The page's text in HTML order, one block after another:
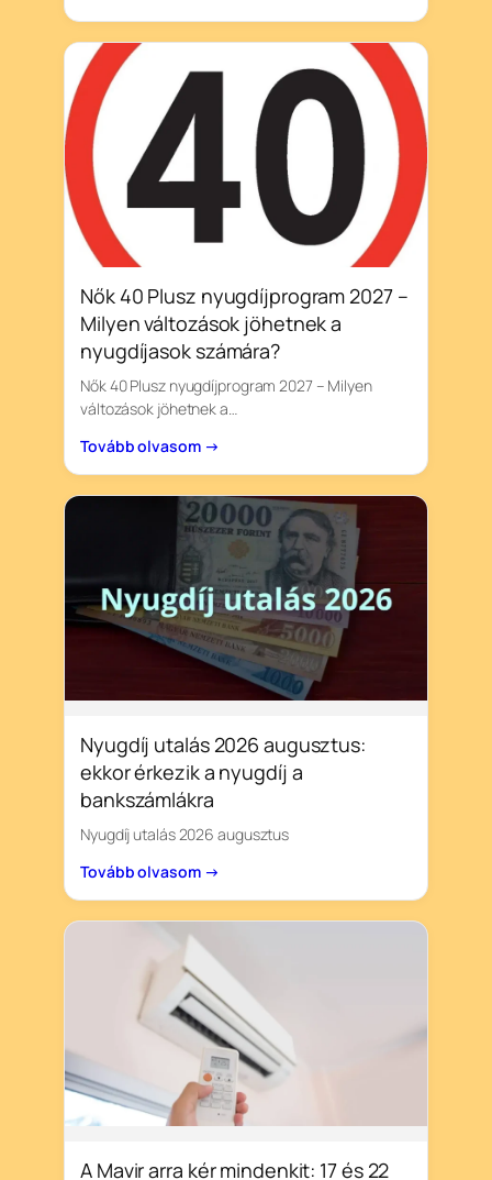
Nők 40 Plusz nyugdíjprogram 2027 –
Milyen változások jöhetnek a
nyugdíjasok számára?
Nők 40 Plusz nyugdíjprogram 2027 – Milyen
változások jöhetnek a…
Tovább olvasom →
Nyugdíj utalás 2026 augusztus:
ekkor érkezik a nyugdíj a
bankszámlákra
Nyugdíj utalás 2026 augusztus
Tovább olvasom →
A Mavir arra kér mindenkit: 17 és 22